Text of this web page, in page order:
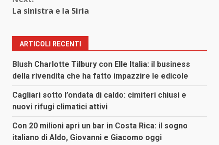
La sinistra e la Siria
ARTICOLI RECENTI
Blush Charlotte Tilbury con Elle Italia: il business
della rivendita che ha fatto impazzire le edicole
Cagliari sotto l’ondata di caldo: cimiteri chiusi e
nuovi rifugi climatici attivi
Con 20 milioni apri un bar in Costa Rica: il sogno
italiano di Aldo, Giovanni e Giacomo oggi